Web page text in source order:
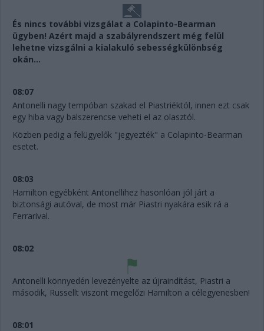
És nincs további vizsgálat a Colapinto-Bearman
ügyben! Azért majd a szabályrendszert még felül
lehetne vizsgálni a kialakuló sebességkülönbség
okán...
08:07
Antonelli nagy tempóban szakad el Piastriéktól, innen ezt csak
egy hiba vagy balszerencse veheti el az olasztól.
Közben pedig a felügyelők "jegyezték" a Colapinto-Bearman
esetet.
08:03
Hamilton egyébként Antonellihez hasonlóan jól járt a
biztonsági autóval, de most már Piastri nyakára esik rá a
Ferrarival.
08:02
Antonelli könnyedén levezényelte az újraindítást, Piastri a
második, Russellt viszont megelőzi Hamilton a célegyenesben!
08:01